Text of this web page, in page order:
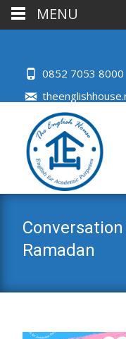
0852 7053 8000
Ramadan
MENU